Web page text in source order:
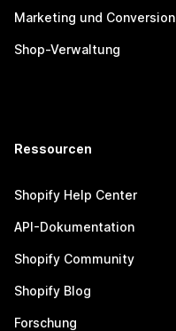
Marketing und Conversion
Shop-Verwaltung
Ressourcen
Shopify Help Center
API-Dokumentation
Shopify Community
Shopify Blog
Forschung